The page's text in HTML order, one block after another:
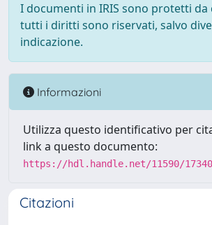
I documenti in IRIS sono protetti
tutti i diritti sono riservati, salvo
indicazione.
Informazioni
Utilizza questo identificativo per
link a questo documento:
https://hdl.handle.net/11590/
Citazioni